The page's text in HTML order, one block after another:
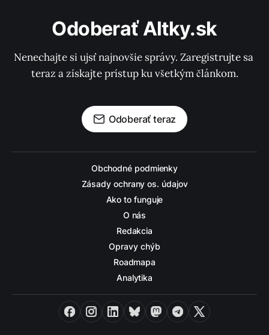
Odoberať Altky.sk
Nenechajte si ujsť najnovšie správy. Zaregistrujte sa
teraz a získajte prístup ku všetkým článkom.
Odoberať teraz
Obchodné podmienky
Zásady ochrany os. údajov
Ako to funguje
O nás
Redakcia
Opravy chýb
Roadmapa
Analytika
FacebookInstagramLinkedInBlueskyMastodon
Telegram
X